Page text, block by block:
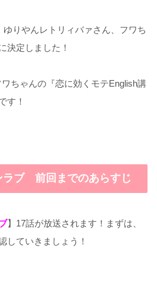
りやんレトリィバァさん、フワち
決定しました！
ちゃんの『恋に効くモテEnglish講
す！
ラブ 前回までのあらすじ
】17話が放送されます！まずは、
していきましょう！